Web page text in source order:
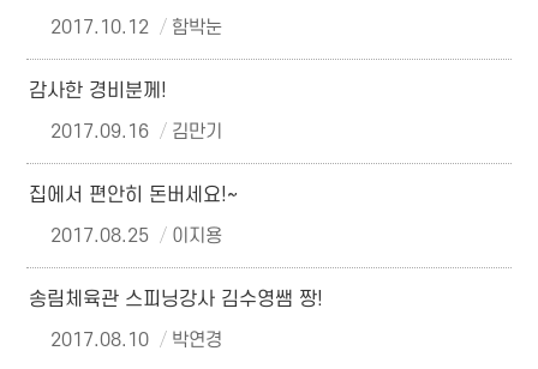
2017.10.12
함박눈
감사한 경비분께!
2017.09.16
김만기
집에서 편안히 돈버세요!~
2017.08.25
이지용
송림체육관 스피닝강사 김수영쌤 짱!
2017.08.10
박연경